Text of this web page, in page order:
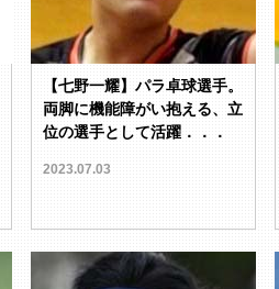
【七野一耀】パラ卓球選手。
両脚に機能障がい抱える、立
位の選手として活躍．．．
2023.07.03